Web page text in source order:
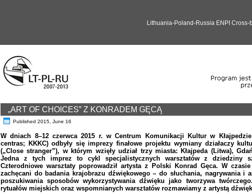
Lithuania-Poland-Russia ENPI
„ART OF CHOICES” Z KONRADEM GĘCĄ
Published 2015, June 16
W dniach 8–12 czerwca 2015 r. w Centrum Komunikacji Kultur w
centras; KKKC) odbyły się imprezy finałowe projektu wymiany działaczy
(„Close stranger”), w którym wzięły udział trzy miasta: Kłajpeda (Litwa),
Jedna z tych imprez to cykl specjalistycznych warsztatów z dziedziny
Czterodniowe warsztaty poprowadził artysta z Polski Konrad Gęca. W
zachęcani do badania krajobrazu dźwiękowego – do słuchania, nagrywania i
poszukiwania sposobów wykorzystywania dźwięku jako tworzywa
rytuałów miejskich oraz wspomnianych warsztatów rozmawiamy z artystą